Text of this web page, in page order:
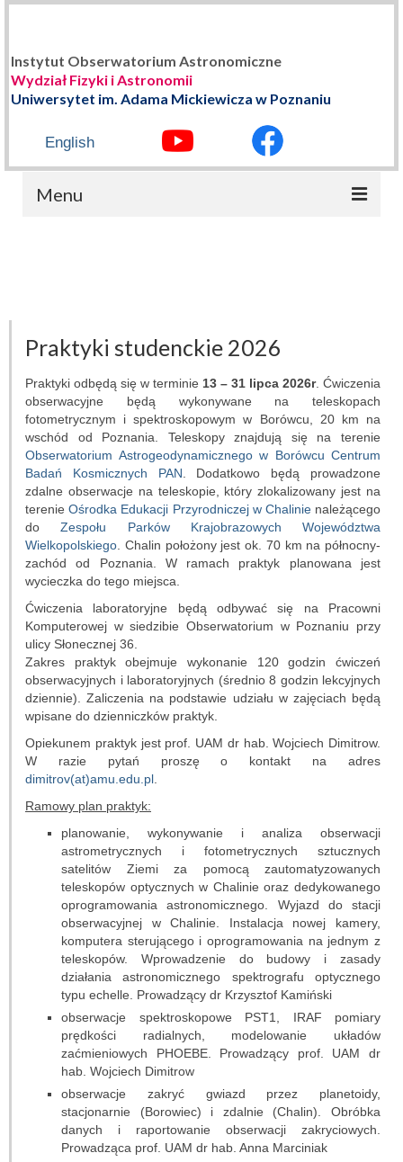
Instytut Obserwatorium Astronomiczne
Wydział Fizyki i Astronomii
Uniwersytet im. Adama Mickiewicza w Poznaniu
English
Menu
Historia
Pracownicy
Teleskopy
Biblioteka
Infrastruktura
Kontakt
Kalendarz
BADANIA NAUKOWE
Dziedziny badań
Publikacje
Granty
Projekty
Konferencje
Serwisy sieciowe
STUDIA
Jak zostać studentem
Programy studiów
Opisy przedmiotów
Plany zajęć
Praktyki studenckie 2026
Praktyki odbędą się w terminie 13 – 31 lipca 2026r. Ćwiczenia
obserwacyjne będą wykonywane na teleskopach
fotometrycznym i spektroskopowym w Borówcu, 20 km na
wschód od Poznania. Teleskopy znajdują się na terenie
Obserwatorium Astrogeodynamicznego w Borówcu Centrum
Badań Kosmicznych PAN . Dodatkowo będą prowadzone
zdalne obserwacje na teleskopie, który zlokalizowany jest na
terenieOśrodka Edukacji Przyrodniczej w Chalinienależącego
doZespołu Parków Krajobrazowych Województwa
Wielkopolskiego . Chalin położony jest ok. 70 km na północny-
zachód od Poznania. W ramach praktyk planowana jest
wycieczka do tego miejsca.
Ćwiczenia laboratoryjne będą odbywać się na Pracowni
Komputerowej w siedzibie Obserwatorium w Poznaniu przy
ulicy Słonecznej 36.
Zakres praktyk obejmuje wykonanie 120 godzin ćwiczeń
obserwacyjnych i laboratoryjnych (średnio 8 godzin lekcyjnych
dziennie). Zaliczenia na podstawie udziału w zajęciach będą
wpisane do dzienniczków praktyk.
Opiekunem praktyk jest prof. UAM dr hab. Wojciech Dimitrow.
W razie pytań proszę o kontakt na adres
dimitrov(at)amu.edu.pl
Ramowy plan praktyk:
planowanie, wykonywanie i analiza obserwacji
astrometrycznych i fotometrycznych sztucznych
satelitów Ziemi za pomocą zautomatyzowanych
teleskopów optycznych w Chalinie oraz dedykowanego
oprogramowania astronomicznego. Wyjazd do stacji
obserwacyjnej w Chalinie. Instalacja nowej kamery,
komputera sterującego i oprogramowania na jednym z
teleskopów. Wprowadzenie do budowy i zasady
działania astronomicznego spektrografu optycznego
typu echelle. Prowadzący dr Krzysztof Kamiński
obserwacje spektroskopowe PST1, IRAF pomiary
prędkości radialnych, modelowanie układów
zaćmieniowych PHOEBE. Prowadzący prof. UAM dr
hab. Wojciech Dimitrow
obserwacje zakryć gwiazd przez planetoidy,
stacjonarnie (Borowiec) i zdalnie (Chalin). Obróbka
danych i raportowanie obserwacji zakryciowych.
Prowadząca prof. UAM dr hab. Anna Marciniak